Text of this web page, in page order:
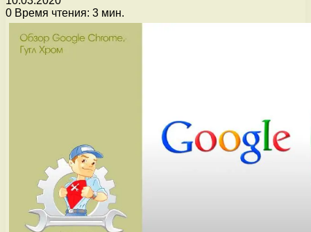
0 Время чтения: 3 мин.